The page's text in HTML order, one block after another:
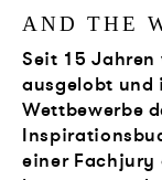
AND THE
Seit 15 Jahren
ausgelobt und
Wettbewerbe
einer Fachjury